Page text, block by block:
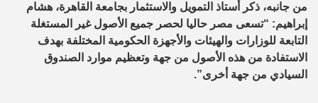
من جانبه، ذكر أستاذ التمويل والاستثمار بجامعة القاهرة، هشام
إبراهيم: “تسعى مصر حاليا لحصر جميع الأصول غير المستغلة
التابعة للوزارات والهيئات والأجهزة الحكومية المختلفة بهدف
الاستفادة من هذه الأصول من جهة وتعظيم موارد الصندوق
السيادي من جهة أخرى”.